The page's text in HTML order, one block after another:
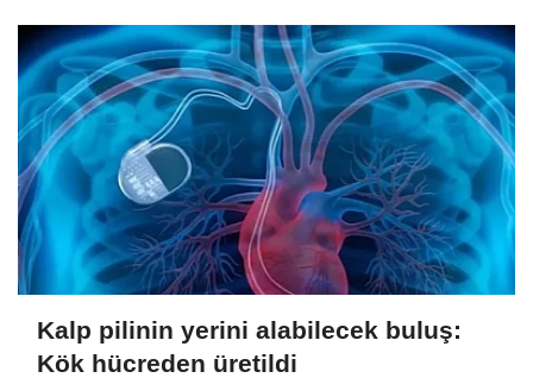
Kalp pilinin yerini alabilecek buluş:
Kök hücreden üretildi